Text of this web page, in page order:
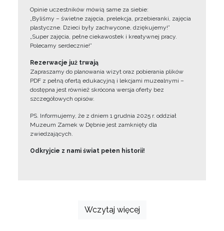
Opinie uczestników mówią same za siebie:
„Byliśmy – świetne zajęcia, prelekcja, przebieranki, zajęcia
plastyczne. Dzieci były zachwycone, dziękujemy!”
„Super zajęcia, pełne ciekawostek i kreatywnej pracy.
Polecamy serdecznie!”
Rezerwacje już trwają
Zapraszamy do planowania wizyt oraz pobierania plików
PDF z pełną ofertą edukacyjną i lekcjami muzealnymi –
dostępna jest również skrócona wersja oferty bez
szczegółowych opisów.
PS. Informujemy, że z dniem 1 grudnia 2025 r. oddział
Muzeum Zamek w Dębnie jest zamknięty dla
zwiedzających.
Odkryjcie z nami świat pełen historii!
Wczytaj więcej